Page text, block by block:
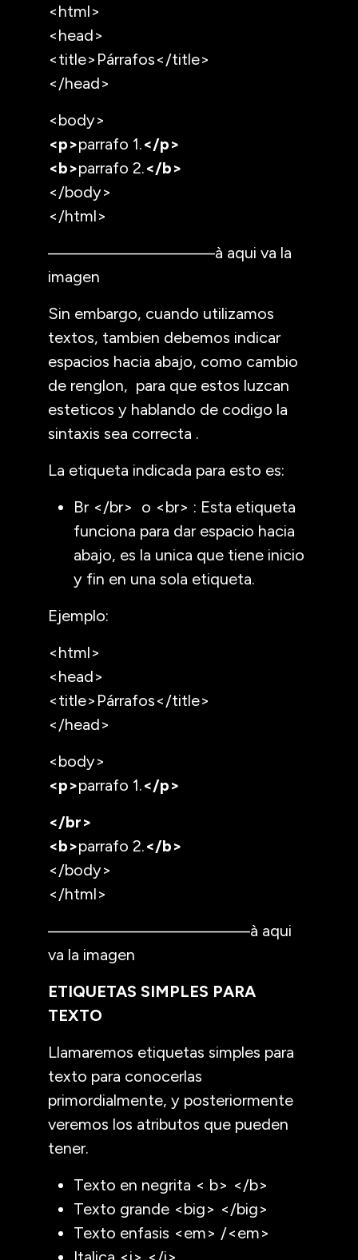
<html>
<head>
<title>Párrafos</title>
</head>
<body>
<p>parrafo 1.</p>
<b>parrafo 2.</b>
</body>
</html>
—————————–à aqui va la
imagen
Sin embargo, cuando utilizamos
textos, tambien debemos indicar
espacios hacia abajo, como cambio
de renglon, para que estos luzcan
esteticos y hablando de codigo la
sintaxis sea correcta .
La etiqueta indicada para esto es:
Br </br> o <br> : Esta etiqueta
funciona para dar espacio hacia
abajo, es la unica que tiene inicio
y fin en una sola etiqueta.
Ejemplo:
<html>
<head>
<title>Párrafos</title>
</head>
<body>
<p>parrafo 1.</p>
</br>
<b>parrafo 2.</b>
</body>
</html>
———————————–à aqui
va la imagen
ETIQUETAS SIMPLES PARA
TEXTO
Llamaremos etiquetas simples para
texto para conocerlas
primordialmente, y posteriormente
veremos los atributos que pueden
tener.
Texto en negrita < b> </b>
Texto grande <big> </big>
Texto enfasis <em> /<em>